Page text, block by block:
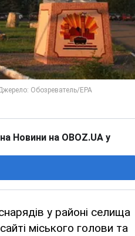
Новини на OBOZ.UA у
у районі селища
міського голови та